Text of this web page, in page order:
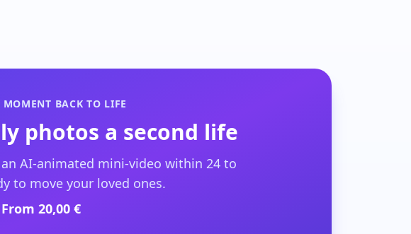
BACK TO LIFE
photos a second life
AI-animated mini-video within 24 to
to move your loved ones.
From 20,00 €